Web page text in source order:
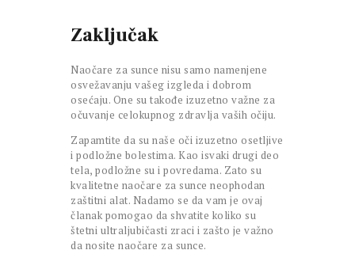
Zaključak
Naočare za sunce nisu samo namenjene
osvežavanju vašeg izgleda i dobrom
osećaju. One su takođe izuzetno važne za
očuvanje celokupnog zdravlja vaših očiju.
Zapamtite da su naše oči izuzetno osetljive
i podložne bolestima. Kao isvaki drugi deo
tela, podložne su i povredama. Zato su
kvalitetne naočare za sunce neophodan
zaštitni alat. Nadamo se da vam je ovaj
članak pomogao da shvatite koliko su
štetni ultraljubičasti zraci i zašto je važno
da nosite naočare za sunce.